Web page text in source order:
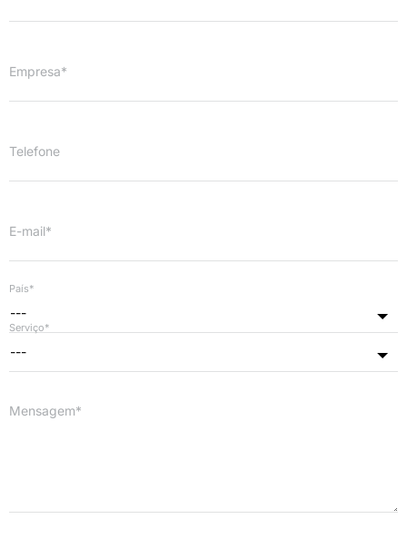
Empresa*
Telefone
E-mail*
---
País*
---
Serviço*
Mensagem*